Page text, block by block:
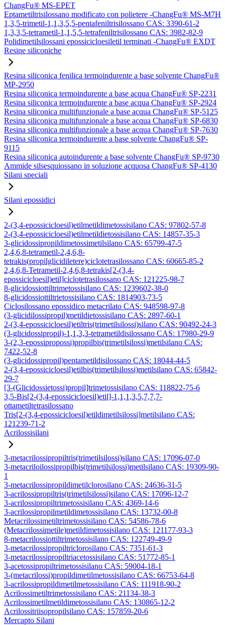
ChangFu® MS-EPET
Eptametiltrisilossano modificato con polietere -ChangFu® MS-M7H
1,3,5-trimetil-1,1,3,5,5-pentafeniltrisilossano CAS: 3390-61-2
1,3,3,5-tetrametil-1,1,5,5-tetrafeniltrisilossano CAS: 3982-82-9
Polidimetilsilossani epossicicloesiletil terminati -ChangFu® EXDT
Resine siliconiche
Resina siliconica fenilica termoindurente a base solvente ChangFu®
MP-2950
Resina siliconica termoindurente a base acqua ChangFu® SP-2231
Resina siliconica termoindurente a base acqua ChangFu® SP-2924
Resina siliconica multifunzionale a base acqua ChangFu® SP-5125
Resina siliconica multifunzionale a base acqua ChangFu® SP-6830
Resina siliconica multifunzionale a base acqua ChangFu® SP-7630
Resina siliconica termoindurente a base solvente ChangFu® SP-
9115
Resina siliconica autoindurente a base solvente ChangFu® SP-9730
Ammide silsesquiossano in soluzione acquosa ChangFu® SP-4130
Silani speciali
Silani epossidici
2-(3,4-epossicicloesil)etilmetildimetossisilano CAS: 97802-57-8
2-(3,4-epossicicloesil)etilmetildietossisilano CAS: 14857-35-3
3-glicidossipropildimetossimetilsilano CAS: 65799-47-5
2,4,6,8-tetrametil-2,4,6,8-
tetrakis(propilglicidiletere)ciclotetrasilossano CAS: 60665-85-2
2,4,6,8-Tetrametil-2,4,6,8-tetrakis[2-(3,4-
epossicicloesil)etil]ciclotetrasilossano CAS: 121225-98-7
8-glicidossiottiltrimetossisilano CAS: 1239602-38-0
8-glicidossiottiltrietossisilano CAS: 1814903-73-5
Ciclosilossano epossidico metacrilato CAS: 948598-97-8
(3-glicidilossipropil)metildietossisilano CAS: 2897-60-1
2-(3,4-epossicicloesil)etiltris(trimetilsilossi)silano CAS: 90492-24-3
(3-glicidossipropil)-1,1,3,3-tetrametildisilossano CAS: 17980-29-9
3-(2,3-epossipropossi)propilbis(trimetilsilossi)metilsilano CAS:
7422-52-8
(3-glicidossipropil)pentametildisilossano CAS: 18044-44-5
2-(3,4-epossicicloesil)etilbis(trimetilsilossi)metilsilano CAS: 65842-
29-7
[3-(Glicidossietossi)propil]trimetossisilano CAS: 118822-75-6
3,5-Bis[2-(3,4-epossicicloesil)etil]-1,1,1,3,5,7,7,7-
ottametiltetrasilossano
Tris[2-(3,4-epossicicloesil)etildimetilsilossi]metilsilano CAS:
121239-71-2
Acrilossisilani
3-metacrilossipropiltris(trimetilsilossi)silano CAS: 17096-07-0
3-metacriloilossipropilbis(trimetilsilossi)metilsilano CAS: 19309-90-
1
3-metacrilossipropildimetilclorosilano CAS: 24636-31-5
3-acrilossipropiltris(trimetilsilossi)silano CAS: 17096-12-7
3-acrilossipropiltrimetossisilano CAS: 4369-14-6
3-acrilossipropilmetildimetossisilano CAS: 13732-00-8
Metacrilossimetiltrimetossisilano CAS: 54586-78-6
(Metacrilossimetile)metildimetossisilano CAS: 121177-93-3
8-metacrilossiottiltrimetossisilano CAS: 122749-49-9
3-metacrilossipropiltriclorosilano CAS: 7351-61-3
3-metacrilossipropiltriacetossisilano CAS: 51772-85-1
3-acetossipropiltrimetossisilano CAS: 59004-18-1
3-(metacrilossi)propildimetilmetossisilano CAS: 66753-64-8
3-acrilossipropildimetilmetossisilano CAS: 111918-90-2
Acrilossimetiltrimetossisilano CAS: 21134-38-3
Acrilossimetilmetildimetossisilano CAS: 130865-12-2
Acrilossitriisopropilsilano CAS: 157859-20-6
Mercapto Silani